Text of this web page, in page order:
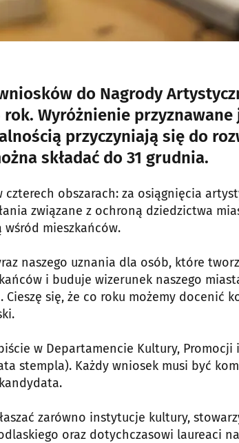
do Nagrody
rok. Wyróżnienie
przyczyniają się do
składać do 31 grudnia.
czterech obszarach: za osiągnięcia
związane z ochroną dziedzictwa
mieszkańców.
naszego uznania dla osób, które
i buduje wizerunek naszego
Cieszę się, że co roku możemy
w Departamencie Kultury, Promocji
stempla). Każdy wniosek musi być
zarówno instytucje kultury,
oraz dotychczasowi laureaci